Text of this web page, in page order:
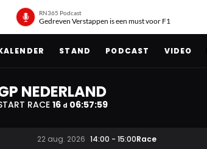
RN365 Podcast
Gedreven Verstappen is een must voor F1
STAND PODCAST VIDEO
NEDERLAND
RACE16 d 06:57:58
22 aug. 2026 14:00 - 15:00Race